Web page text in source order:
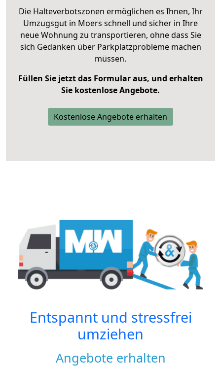
Die Halteverbotszonen ermöglichen es Ihnen, Ihr
Umzugsgut in Moers schnell und sicher in Ihre
neue Wohnung zu transportieren, ohne dass Sie
sich Gedanken über Parkplatzprobleme machen
müssen.
Füllen Sie jetzt das Formular aus, und erhalten
Sie kostenlose Angebote.
Kostenlose Angebote erhalten
Entspannt und stressfrei
umziehen
Angebote erhalten